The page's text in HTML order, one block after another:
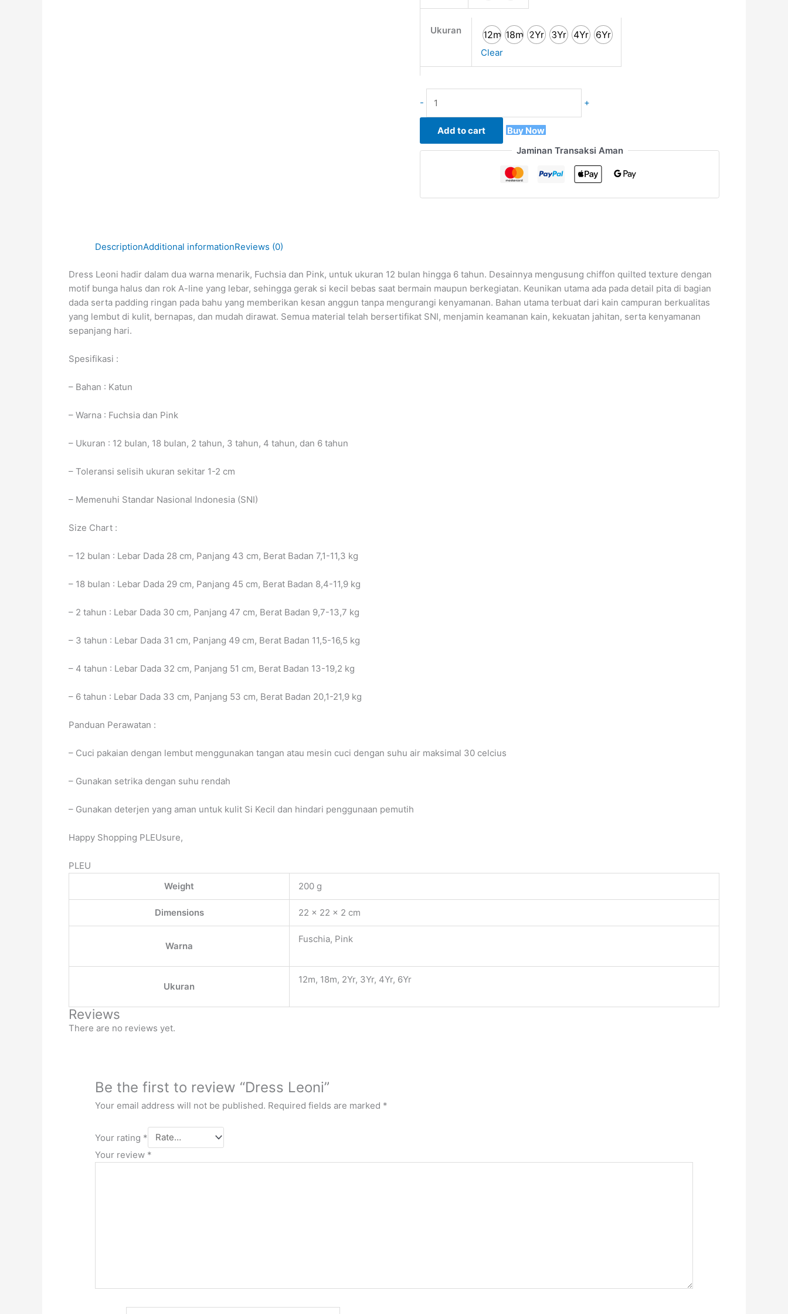
Ukuran 12m 18m 2Yr 3Yr 4Yr 6Yr
Clear
- +
Add to cart
Buy Now
Jaminan Transaksi Aman
DescriptionAdditional informationReviews (0)
Dress Leoni hadir dalam dua warna menarik, Fuchsia dan Pink, untuk ukuran 12 bulan hingga 6 tahun. Desainnya mengusung chiffon quilted texture dengan
motif bunga halus dan rok A-line yang lebar, sehingga gerak si kecil bebas saat bermain maupun berkegiatan. Keunikan utama ada pada detail pita di bagian
dada serta padding ringan pada bahu yang memberikan kesan anggun tanpa mengurangi kenyamanan. Bahan utama terbuat dari kain campuran berkualitas
yang lembut di kulit, bernapas, dan mudah dirawat. Semua material telah bersertifikat SNI, menjamin keamanan kain, kekuatan jahitan, serta kenyamanan
sepanjang hari.
Spesifikasi :
– Bahan : Katun
– Warna : Fuchsia dan Pink
– Ukuran : 12 bulan, 18 bulan, 2 tahun, 3 tahun, 4 tahun, dan 6 tahun
– Toleransi selisih ukuran sekitar 1-2 cm
– Memenuhi Standar Nasional Indonesia (SNI)
Size Chart :
– 12 bulan : Lebar Dada 28 cm, Panjang 43 cm, Berat Badan 7,1-11,3 kg
– 18 bulan : Lebar Dada 29 cm, Panjang 45 cm, Berat Badan 8,4-11,9 kg
– 2 tahun : Lebar Dada 30 cm, Panjang 47 cm, Berat Badan 9,7-13,7 kg
– 3 tahun : Lebar Dada 31 cm, Panjang 49 cm, Berat Badan 11,5-16,5 kg
– 4 tahun : Lebar Dada 32 cm, Panjang 51 cm, Berat Badan 13-19,2 kg
– 6 tahun : Lebar Dada 33 cm, Panjang 53 cm, Berat Badan 20,1-21,9 kg
Panduan Perawatan :
– Cuci pakaian dengan lembut menggunakan tangan atau mesin cuci dengan suhu air maksimal 30 celcius
– Gunakan setrika dengan suhu rendah
– Gunakan deterjen yang aman untuk kulit Si Kecil dan hindari penggunaan pemutih
Happy Shopping PLEUsure,
PLEU
Weight
200 g
Dimensions 22 × 22 × 2 cm
Warna
Fuschia, Pink
Ukuran
12m, 18m, 2Yr, 3Yr, 4Yr, 6Yr
Reviews
There are no reviews yet.
Be the first to review “Dress Leoni”
Your email address will not be published. Required fields are marked *
Your rating *
Your review *